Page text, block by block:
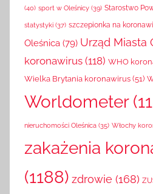
(40) sport w Oleśnicy (39) Starostwo
statystyki (37) szczepionka na
Oleśnica (79) Urząd Miasta
koronawirus (118) WHO
Wielka Brytania koronawirus (51)
Worldometer
nieruchomości Oleśnica (35) Włochy
zakażenia
(1188) zdrowie (168)